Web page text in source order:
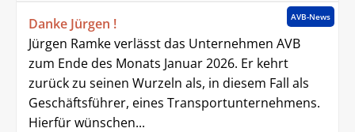
AVB-News
Danke Jürgen !
Jürgen Ramke verlässt das Unternehmen AVB
zum Ende des Monats Januar 2026. Er kehrt
zurück zu seinen Wurzeln als, in diesem Fall als
Geschäftsführer, eines Transportunternehmens.
Hierfür wünschen...